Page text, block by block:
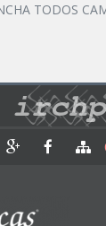
TODOS